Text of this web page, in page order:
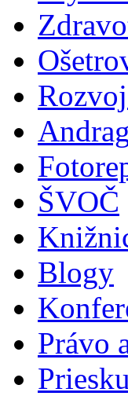
ŠVOČ
Blogy
Právo